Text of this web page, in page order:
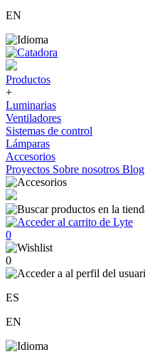
EN
Productos
+
Luminarias
Ventiladores
Sistemas de control
Lámparas
Accesorios
Proyectos Sobre nosotros Blog
0
0
ES
EN